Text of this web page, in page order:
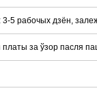
3-5 рабочых дзён,
платы за ўзор пасля